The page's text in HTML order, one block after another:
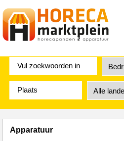
Apparatuur